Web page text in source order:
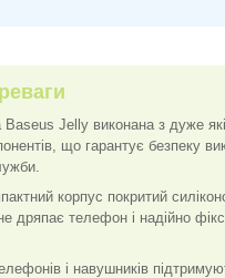
Baseus Jelly виконана з дуже
що гарантує безпеку
корпус покритий
дряпає телефон і надійно
і навушників